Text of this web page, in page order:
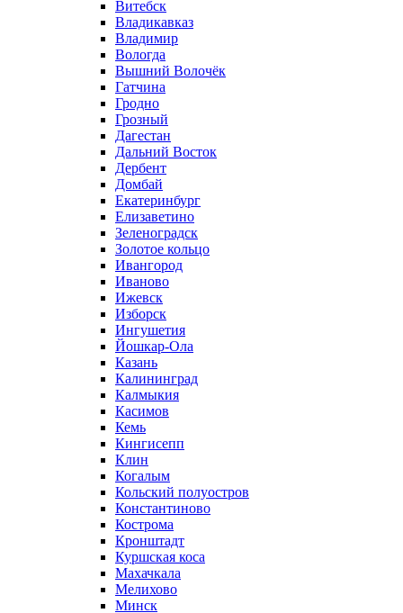
Витебск
Владикавказ
Владимир
Вологда
Вышний Волочёк
Гатчина
Гродно
Грозный
Дагестан
Дальний Восток
Дербент
Домбай
Екатеринбург
Елизаветино
Зеленоградск
Золотое кольцо
Ивангород
Иваново
Ижевск
Изборск
Ингушетия
Йошкар-Ола
Казань
Калининград
Калмыкия
Касимов
Кемь
Кингисепп
Клин
Когалым
Кольский полуостров
Константиново
Кострома
Кронштадт
Куршская коса
Махачкала
Мелихово
Минск